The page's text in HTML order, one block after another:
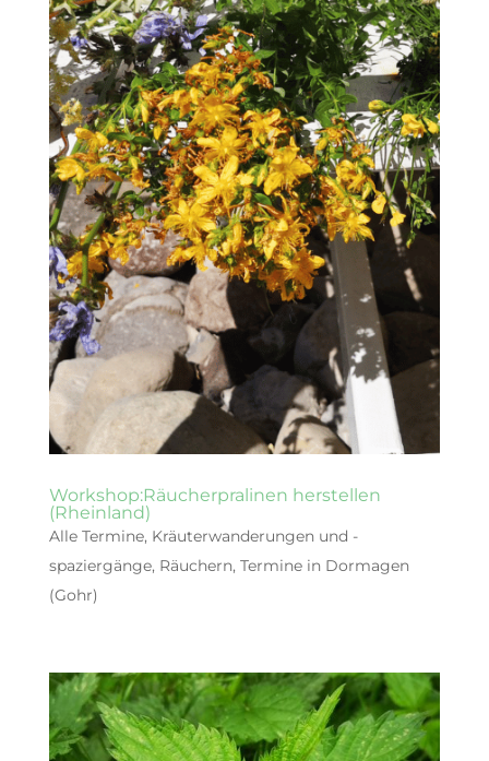
Workshop:Räucherpralinen herstellen
(Rheinland)
Alle Termine, Kräuterwanderungen und -
spaziergänge, Räuchern, Termine in Dormagen
(Gohr)